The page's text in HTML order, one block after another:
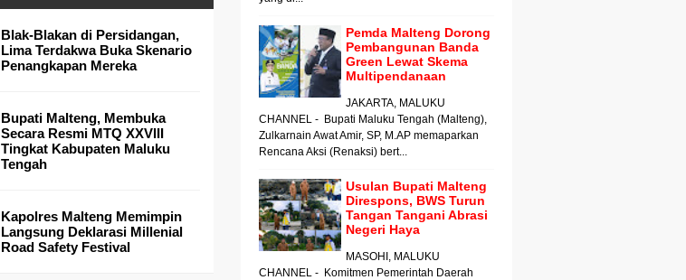
Blak-Blakan di Persidangan,
Lima Terdakwa Buka Skenario
Penangkapan Mereka
Bupati Malteng, Membuka
Secara Resmi MTQ XXVIII
Tingkat Kabupaten Maluku
Tengah
Kapolres Malteng Memimpin
Langsung Deklarasi Millenial
Road Safety Festival
Pemda Malteng Dorong
Pembangunan Banda
Green Lewat Skema
Multipendanaan
JAKARTA, MALUKU
CHANNEL - Bupati Maluku Tengah (Malteng),
Zulkarnain Awat Amir, SP, M.AP memaparkan
Rencana Aksi (Renaksi) bert...
Usulan Bupati Malteng
Direspons, BWS Turun
Tangan Tangani Abrasi
Negeri Haya
MASOHI, MALUKU
CHANNEL - Komitmen Pemerintah Daerah